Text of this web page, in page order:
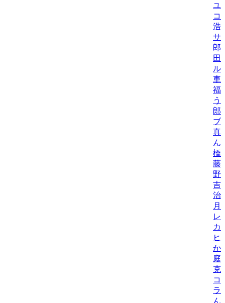
ユ
コ
浩
サ
郎
田
ル
車/
福
う
郎
ブ
真
ん
橋
藤
野
吉
治/
月
レ
カ
ヒ
か
庭/
克
コ
ラ
ん